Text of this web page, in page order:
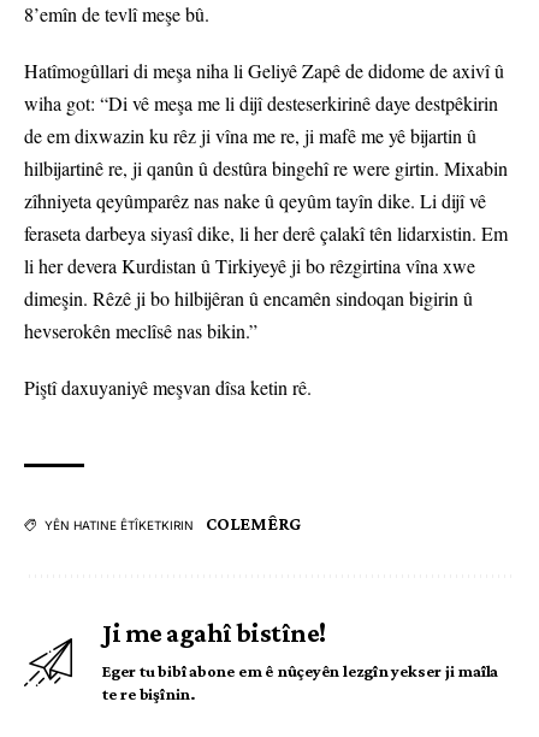
8’emîn de tevlî meşe bû.
Hatîmogûllari di meşa niha li Geliyê Zapê de didome de axivî û
wiha got: “Di vê meşa me li dijî desteserkirinê daye destpêkirin
de em dixwazin ku rêz ji vîna me re, ji mafê me yê bijartin û
hilbijartinê re, ji qanûn û destûra bingehî re were girtin. Mixabin
zîhniyeta qeyûmparêz nas nake û qeyûm tayîn dike. Li dijî vê
feraseta darbeya siyasî dike, li her derê çalakî tên lidarxistin. Em
li her devera Kurdistan û Tirkiyeyê ji bo rêzgirtina vîna xwe
dimeşin. Rêzê ji bo hilbijêran û encamên sindoqan bigirin û
hevserokên meclîsê nas bikin.”
Piştî daxuyaniyê meşvan dîsa ketin rê.
YÊN HATINE ÊTÎKETKIRIN COLEMÊRG
Ji me agahî bistîne!
Eger tu bibî abone em ê nûçeyên lezgîn yekser ji maîla
te re bişînin.